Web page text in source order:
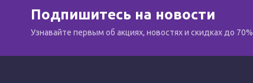
Подпишитесь на новости
Узнавайте первым об акциях, новостях и скидках до 70%